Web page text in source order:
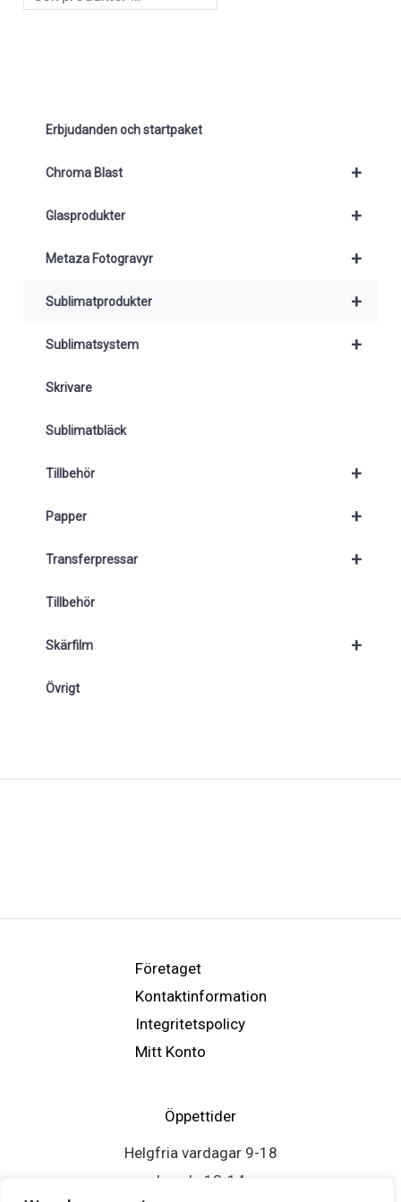
Erbjudanden och startpaket
+
Chroma Blast
+
Glasprodukter
+
Metaza Fotogravyr
+
Sublimatprodukter
+
Sublimatsystem
Skrivare
Sublimatbläck
+
Tillbehör
+
Papper
+
Transferpressar
Tillbehör
+
Skärfilm
Övrigt
Företaget
Kontaktinformation
Integritetspolicy
Mitt Konto
Öppettider
Helgfria vardagar 9-18
Lunch: 13-14